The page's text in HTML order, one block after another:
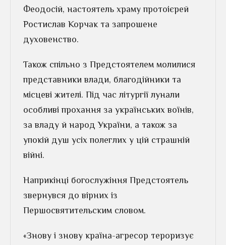
Феодосій, настоятель храму протоієрей
Ростислав Корчак та запрошене
духовенство.
Також спільно з Предстоятелем молилися
представники влади, благодійники та
місцеві жителі. Під час літургії лунали
особливі прохання за українських воїнів,
за владу й народ України, а також за
упокій душ усіх полеглих у цій страшній
війні.
Наприкінці богослужіння Предстоятель
звернувся до вірних із
Першосвятительским словом.
«Знову і знову країна-агресор тероризує